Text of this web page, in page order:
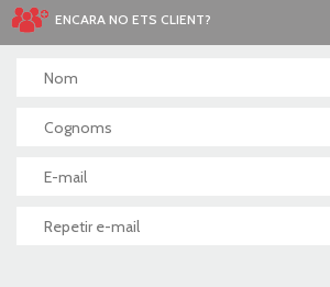
ENCARA NO ETS CLIENT?